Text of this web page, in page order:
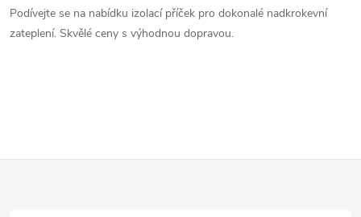
v
Podívejte se na nabídku izolací příček pro dokonalé nadkrokevní
zateplení. Skvělé ceny s výhodnou dopravou.